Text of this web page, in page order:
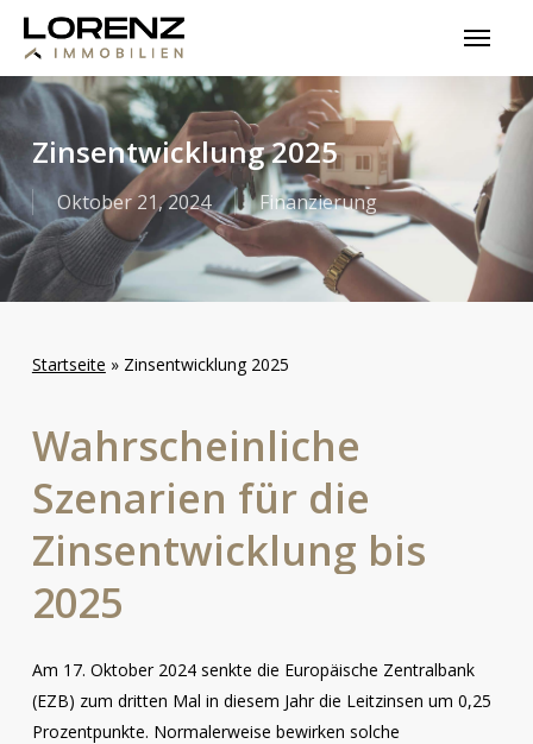
Skip
main
content
Menu
Zinsentwicklung 2025
Oktober 21, 2024 Finanzierung
Startseite » Zinsentwicklung 2025
Wahrscheinliche
Szenarien für die
Zinsentwicklung bis
2025
Am 17. Oktober 2024 senkte die Europäische Zentralbank
(EZB) zum dritten Mal in diesem Jahr die Leitzinsen um 0,25
Prozentpunkte. Normalerweise bewirken solche